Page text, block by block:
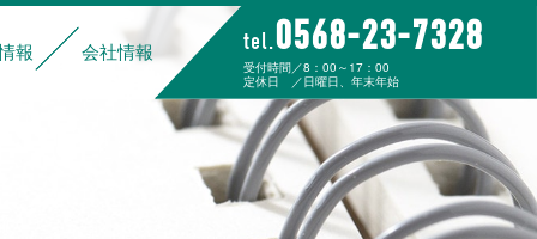
tel.0568-23-7328
受付時間／8：00～17：00
定休日 ／日曜日、年末年始
報 会社情報
経営理念
代表挨拶
企業概要
事業所一覧
カーゴワークジャパン